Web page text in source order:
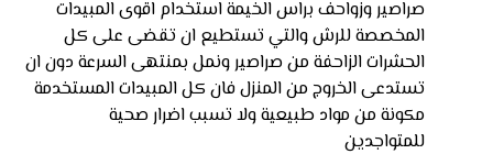
صراصير وزواحف براس الخيمة استخدام اقوى المبيدات
المخصصة للرش والتي تستطيع ان تقضى على كل
الحشرات الزاحفة من صراصير ونمل بمنتهى السرعة دون ان
تستدعى الخروج من المنزل فان كل المبيدات المستخدمة
مكونة من مواد طبيعية ولا تسبب اضرار صحية
للمتواجدين